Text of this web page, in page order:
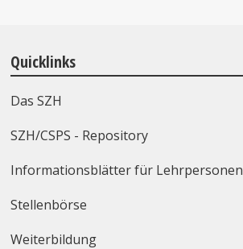
Quicklinks
Das SZH
SZH/CSPS - Repository
Informationsblätter für Lehrpersonen
Stellenbörse
Weiterbildung